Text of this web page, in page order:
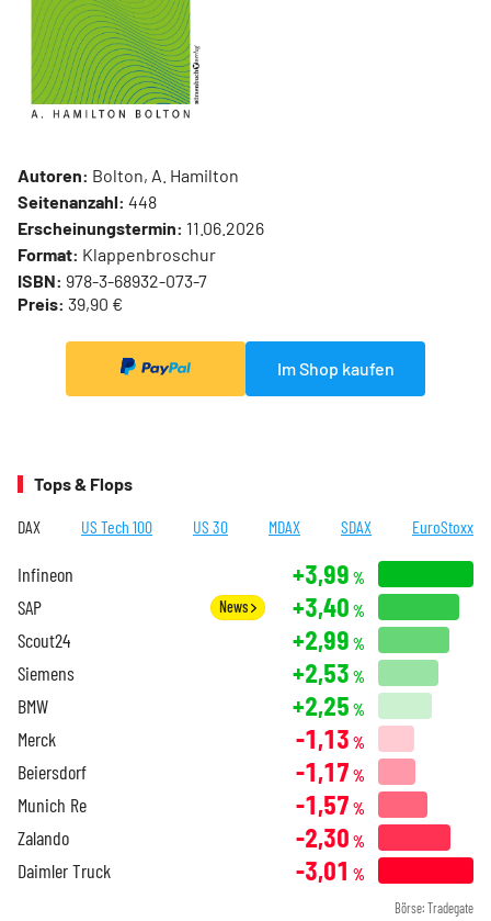
Autoren: Bolton, A. Hamilton
Seitenanzahl: 448
Erscheinungstermin: 11.06.2026
Format: Klappenbroschur
ISBN: 978-3-68932-073-7
Preis: 39,90 €
Im Shop kaufen
Tops & Flops
DAX US Tech 100 US 30 MDAX SDAX EuroStoxx
Infineon +3,99 %
SAP News +3,40 %
Scout24 +2,99 %
Siemens +2,53 %
BMW +2,25 %
Merck -1,13 %
Beiersdorf -1,17 %
Munich Re -1,57 %
Zalando -2,30 %
Daimler Truck -3,01 %
Börse: Tradegate